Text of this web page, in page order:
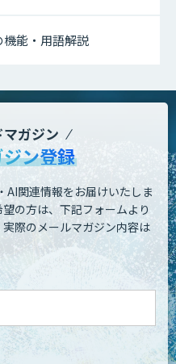
能・用語解説
マガジン
ン登録
AI関連情報をお届けいたしま
の方は、下記フォームより
実際のメールマガジン内容は